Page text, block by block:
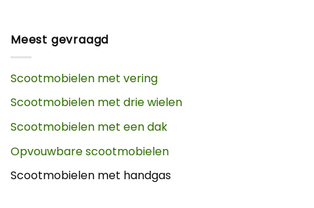
Meest gevraagd
Scootmobielen met vering
Scootmobielen met drie wielen
Scootmobielen met een dak
Opvouwbare scootmobielen
Scootmobielen met handgas